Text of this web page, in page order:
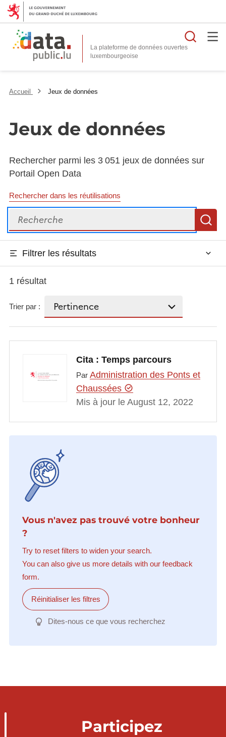
La plateforme de données ouvertes
Accueil Jeux de données
Jeux de données
Rechercher parmi les 3 051 jeux de données sur
Portail Open Data
Rechercher dans les réutilisations
Recherche
Filtrer les résultats
1 résultat
Trier par :
Cita : Temps parcours
Par Administration des Ponts et
Chaussées
Mis à jour le August 12, 2022
Vous n'avez pas trouvé votre bonheur
?
Try to reset filters to widen your search.
You can also give us more details with our feedback
form.
Réinitialiser les filtres
Dites-nous ce que vous recherchez
Participez